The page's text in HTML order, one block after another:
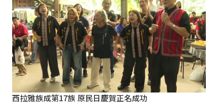
西拉雅族成第17族 原民日慶賀正名成功